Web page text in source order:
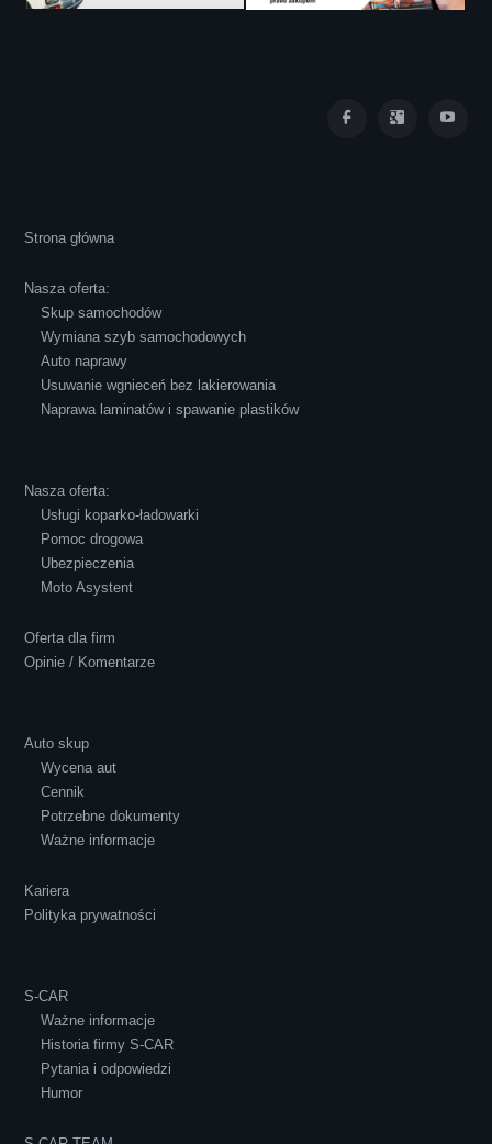
atmosferze, czego z reguły nie można
powiedzieć o innych firmach tego type.
Pozdrawiam i polecam!
Polecam S-Car.pl, szybka i bardzo miła
Strona główna
Nasza oferta:
Skup samochodów
Wymiana szyb samochodowych
Auto naprawy
Usuwanie wgnieceń bez lakierowania
Naprawa laminatów i spawanie plastików
Nasza oferta:
Usługi koparko-ładowarki
Pomoc drogowa
Ubezpieczenia
Moto Asystent
Oferta dla firm
Opinie / Komentarze
Auto skup
Wycena aut
Cennik
Potrzebne dokumenty
Ważne informacje
Kariera
Polityka prywatności
S-CAR
Ważne informacje
Historia firmy S-CAR
Pytania i odpowiedzi
Humor